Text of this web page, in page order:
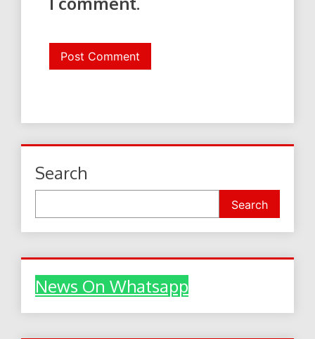
Search
Search
News On Whatsapp